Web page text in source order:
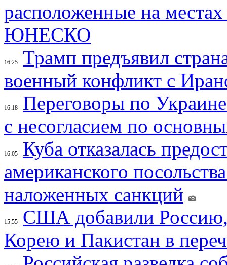
расположенные на
ЮНЕСКО
16:25
Трамп предъявил
военный конфликт с
16:18
Переговоры по
с несогласием по
16:05
Куба отказалась
американского
наложенных санкций
15:55
США добавили
Корею и Пакистан в